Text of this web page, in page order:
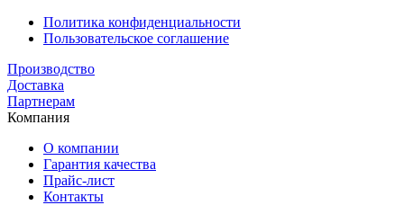
Политика конфиденциальности
Пользовательское соглашение
Производство
Доставка
Партнерам
Компания
О компании
Гарантия качества
Прайс-лист
Контакты